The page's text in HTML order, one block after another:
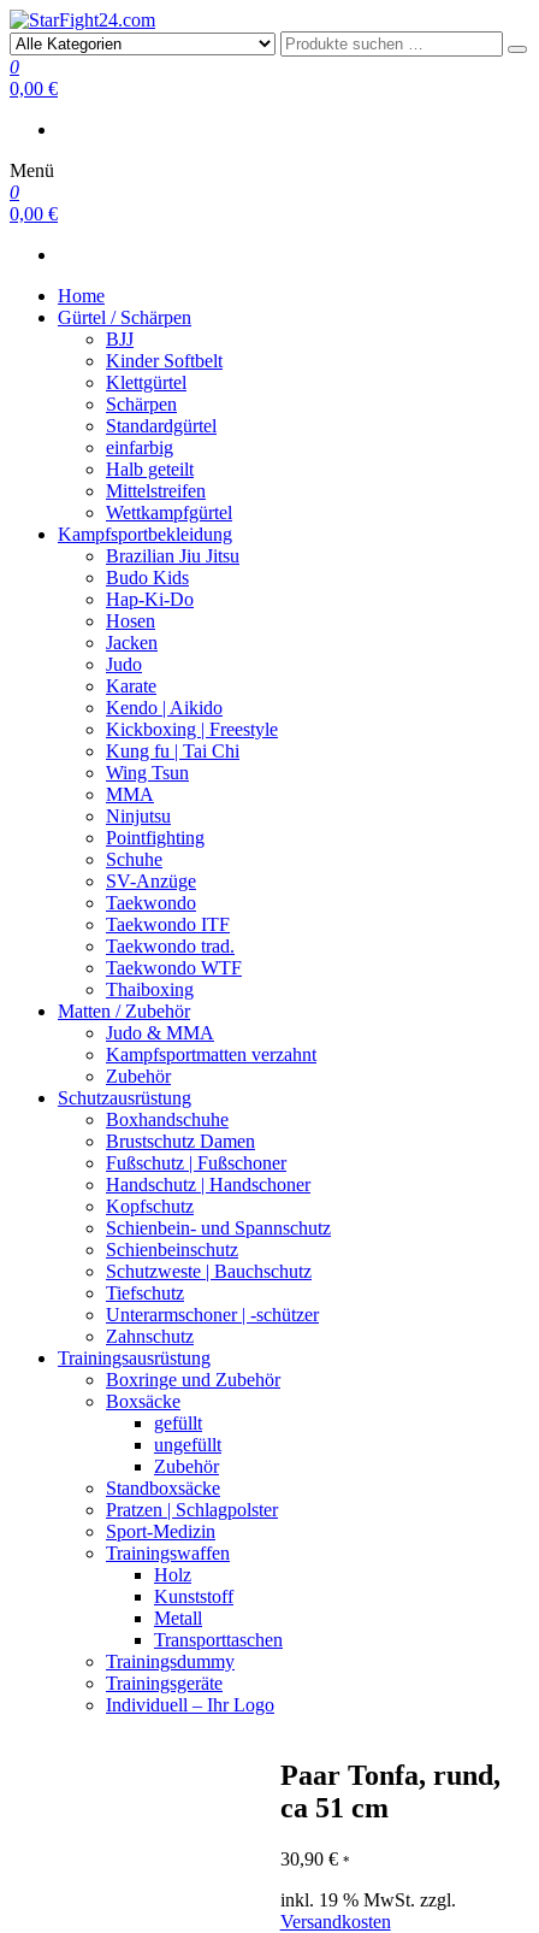
StarFight24.com
Kampfsportartikel
0
0,00 €
Menü
0
0,00 €
Home
Gürtel / Schärpen
BJJ
Kinder Softbelt
Klettgürtel
Schärpen
Standardgürtel
einfarbig
Halb geteilt
Mittelstreifen
Wettkampfgürtel
Kampfsportbekleidung
Brazilian Jiu Jitsu
Budo Kids
Hap-Ki-Do
Hosen
Jacken
Judo
Karate
Kendo | Aikido
Kickboxing | Freestyle
Kung fu | Tai Chi
Wing Tsun
MMA
Ninjutsu
Pointfighting
Schuhe
SV-Anzüge
Taekwondo
Taekwondo ITF
Taekwondo trad.
Taekwondo WTF
Thaiboxing
Matten / Zubehör
Judo & MMA
Kampfsportmatten verzahnt
Zubehör
Schutzausrüstung
Boxhandschuhe
Brustschutz Damen
Fußschutz | Fußschoner
Handschutz | Handschoner
Kopfschutz
Schienbein- und Spannschutz
Schienbeinschutz
Schutzweste | Bauchschutz
Tiefschutz
Unterarmschoner | -schützer
Zahnschutz
Trainingsausrüstung
Boxringe und Zubehör
Boxsäcke
gefüllt
ungefüllt
Zubehör
Standboxsäcke
Pratzen | Schlagpolster
Sport-Medizin
Trainingswaffen
Holz
Kunststoff
Metall
Transporttaschen
Trainingsdummy
Trainingsgeräte
Individuell – Ihr Logo
Paar Tonfa, rund,
ca 51 cm
30,90 € *
inkl. 19 % MwSt. zzgl.
Versandkosten